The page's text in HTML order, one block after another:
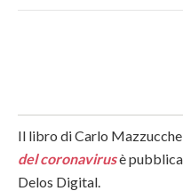
Il libro di Carlo
del coronavirusè
Delos Digital.